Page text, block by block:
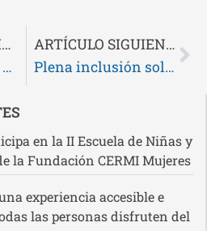
ARTÍCULO ANTERIOR
Adacen propone 12 medidas para mejorar la vida de personas afectadas por DCA y sus familias
ARTÍCULO SIGUIENTE
Plena inclusión solicita a los Grupos Políticos en el Congreso que apoyen la Proposición de Ley de Reforma Electoral para otorgar el voto a todas las personas con discapacidad
en la II Escuela de Niñas y
la Fundación CERMI Mujeres
experiencia accesible e
las personas disfruten del